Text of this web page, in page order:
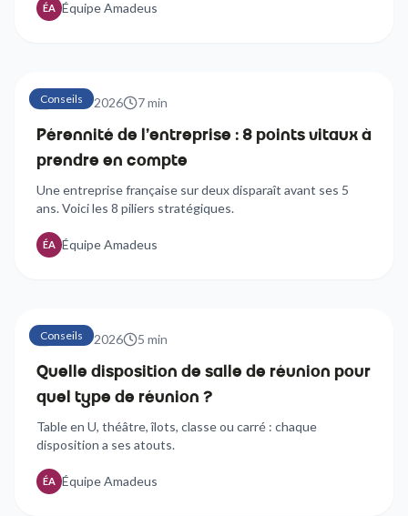
ÉA Équipe Amadeus
Conseils
21 avril 2026 7min
Pérennité de l'entreprise : 8 points vitaux à
prendre en compte
Une entreprise française sur deux disparaît avant ses 5
ans. Voici les 8 piliers stratégiques.
ÉA Équipe Amadeus
Conseils
21 avril 2026 5 min
Quelle disposition de salle de réunion pour
quel type de réunion ?
Table en U, théâtre, îlots, classe ou carré : chaque
disposition a ses atouts.
ÉA Équipe Amadeus